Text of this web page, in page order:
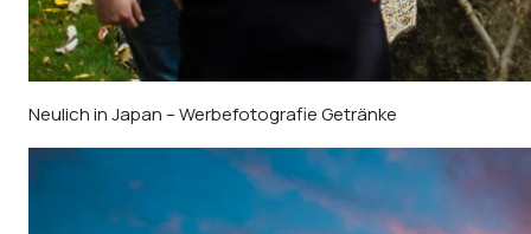
Neulich in Japan – Werbefotografie Getränke